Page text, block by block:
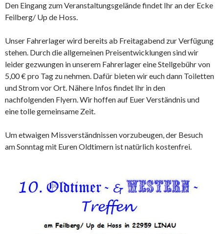
Den Eingang zum Veranstaltungsgelände findet Ihr an der Ecke
Feilberg/ Up de Hoss.
Unser Fahrerlager wird bereits ab Freitagabend zur Verfügung
stehen. Durch die allgemeinen Preisentwicklungen sind wir
leider gezwungen in unserem Fahrerlager eine Stellgebühr von
5,00 € pro Tag zu nehmen. Dafür bieten wir euch dann Toiletten
und Strom vor Ort. Nähere Infos findet Ihr in den
nachfolgenden Flyern. Wir hoffen auf Euer Verständnis und
eine tolle gemeinsame Zeit.
Um etwaigen Missverständnissen vorzubeugen, der Besuch
am Sonntag mit Euren Oldtimern ist natürlich kostenfrei.